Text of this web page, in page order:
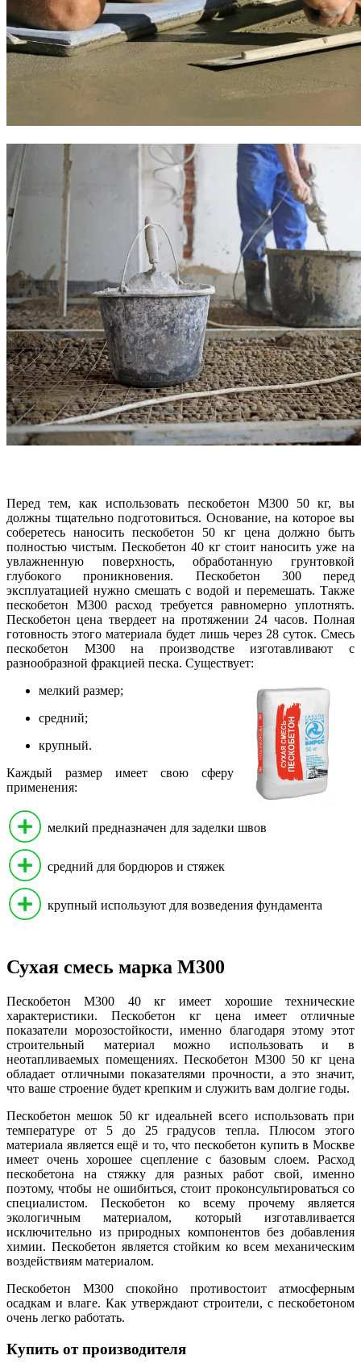
Перед тем, как использовать пескобетон М300 50 кг, вы
должны тщательно подготовиться. Основание, на которое вы
соберетесь наносить пескобетон 50 кг цена должно быть
полностью чистым. Пескобетон 40 кг стоит наносить уже на
увлажненную поверхность, обработанную грунтовкой
глубокого проникновения. Пескобетон 300 перед
эксплуатацией нужно смешать с водой и перемешать. Также
пескобетон М300 расход требуется равномерно уплотнять.
Пескобетон цена твердеет на протяжении 24 часов. Полная
готовность этого материала будет лишь через 28 суток. Смесь
пескобетон М300 на производстве изготавливают с
разнообразной фракцией песка. Существует:
мелкий размер;
средний;
крупный.
Каждый размер имеет свою сферу
применения:
мелкий предназначен для заделки швов
средний для бордюров и стяжек
крупный используют для возведения фундамента
Сухая смесь марка М300
Пескобетон М300 40 кг имеет хорошие технические
характеристики. Пескобетон кг цена имеет отличные
показатели морозостойкости, именно благодаря этому этот
строительный материал можно использовать и в
неотапливаемых помещениях. Пескобетон М300 50 кг цена
обладает отличными показателями прочности, а это значит,
что ваше строение будет крепким и служить вам долгие годы.
Пескобетон мешок 50 кг идеальней всего использовать при
температуре от 5 до 25 градусов тепла. Плюсом этого
материала является ещё и то, что пескобетон купить в Москве
имеет очень хорошее сцепление с базовым слоем. Расход
пескобетона на стяжку для разных работ свой, именно
поэтому, чтобы не ошибиться, стоит проконсультироваться со
специалистом. Пескобетон ко всему прочему является
экологичным материалом, который изготавливается
исключительно из природных компонентов без добавления
химии. Пескобетон является стойким ко всем механическим
воздействиям материалом.
Пескобетон М300 спокойно противостоит атмосферным
осадкам и влаге. Как утверждают строители, с пескобетоном
очень легко работать.
Купить от производителя